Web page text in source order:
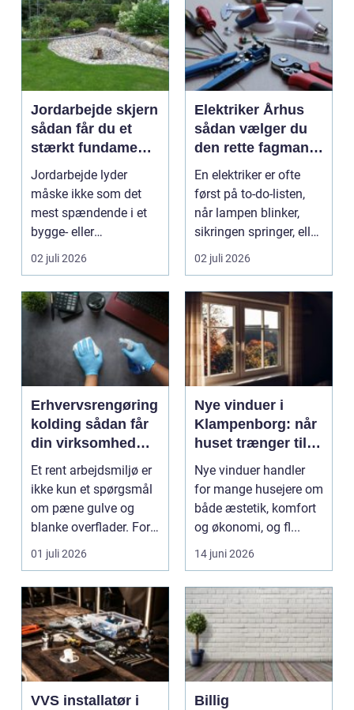
Jordarbejde skjern
sådan får du et
stærkt fundament
til dit projekt
Jordarbejde lyder
måske ikke som det
mest spændende i et
bygge- eller
haveprojekt, men hele
02 juli 2026
Elektriker Århus
sådan vælger du
den rette fagmand
til opgaven
En elektriker er ofte
først på to-do-listen,
når lampen blinker,
sikringen springer, eller
du skal h...
02 juli 2026
Erhvervsrengøring
kolding sådan får
din virksomhed
mere end bare
rene lokaler
Et rent arbejdsmiljø er
ikke kun et spørgsmål
om pæne gulve og
blanke overflader. For
mange virksomh...
01 juli 2026
Nye vinduer i
Klampenborg: når
huset trænger til
renovering
Nye vinduer handler
for mange husejere om
både æstetik, komfort
og økonomi, og fl...
14 juni 2026
VVS installatør i
Billig